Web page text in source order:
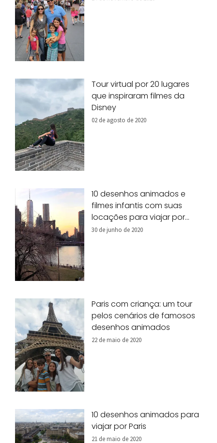
Tour virtual por 20 lugares
que inspiraram filmes da
Disney
02 de agosto de 2020
10 desenhos animados e
filmes infantis com suas
locações para viajar por
Nova York!
30 de junho de 2020
Paris com criança: um tour
pelos cenários de famosos
desenhos animados
22 de maio de 2020
10 desenhos animados para
viajar por Paris
21 de maio de 2020